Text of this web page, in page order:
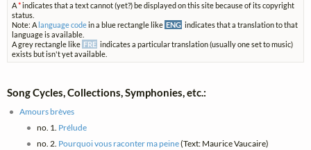
A*indicates that a text cannot (yet?) be displayed on this site because of its copyright
status.
Note: A language codein a blue rectangle like ENG indicates that a translation to that
language is available.
A grey rectangle like FRE indicates a particular translation (usually one set to music)
exists but isn't yet available.
Song Cycles, Collections, Symphonies, etc.:
Amours brèves
no. 1. Prélude
no. 2. Pourquoi vous raconter ma peine(Text: Maurice Vaucaire)